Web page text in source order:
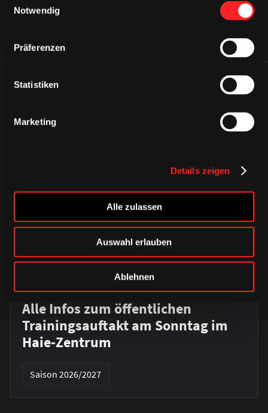
Notwendig
Präferenzen
Statistiken
Marketing
Details zeigen
Alle zulassen
Auswahl erlauben
Ablehnen
ÄHNLICHE NEWS
DONNERSTAG, 06. AUGUST 2026
Alle Infos zum öffentlichen
Trainingsauftakt am Sonntag im
Haie-Zentrum
Saison 2026/2027